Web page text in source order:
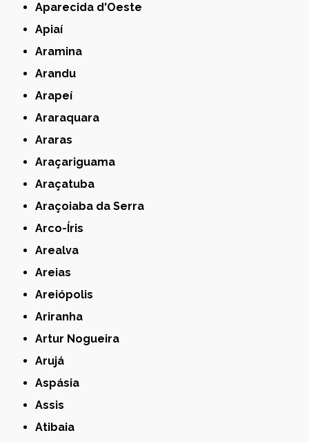
Aparecida d'Oeste
Apiaí
Aramina
Arandu
Arapeí
Araraquara
Araras
Araçariguama
Araçatuba
Araçoiaba da Serra
Arco-Íris
Arealva
Areias
Areiópolis
Ariranha
Artur Nogueira
Arujá
Aspásia
Assis
Atibaia